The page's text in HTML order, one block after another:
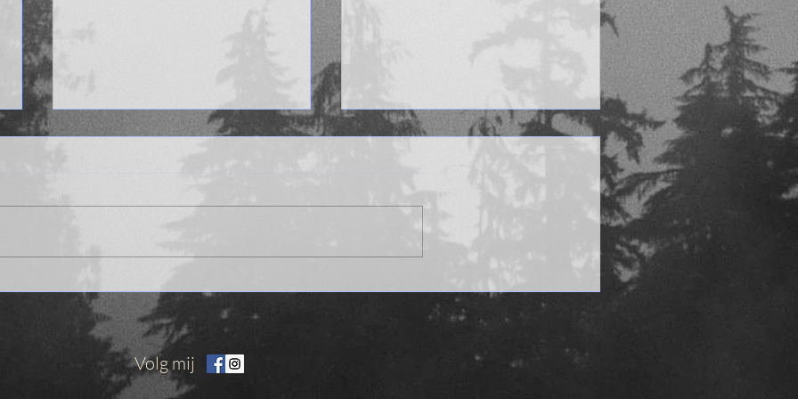
Museumroof in de krant De
Morgen!
trilogie eruit!
Volg mij